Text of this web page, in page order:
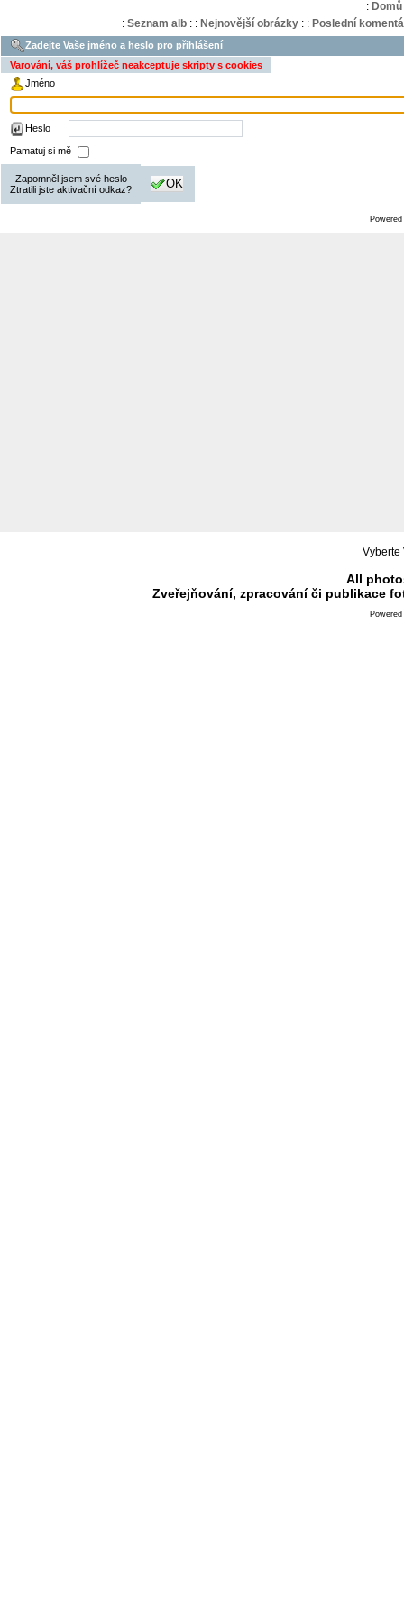
: Domů
: Seznam alb: : Nejnovější obrázky: : Poslední
Zadejte Vaše jméno a heslo pro přihlášení
Varování, váš prohlížeč neakceptuje skripty s cookies
Jméno
Heslo
Pamatuj si mě
Zapomněl jsem své heslo
Ztratili jste aktivační odkaz?
OK
Vyberte
All
Zveřejňování, zpracování či publikace